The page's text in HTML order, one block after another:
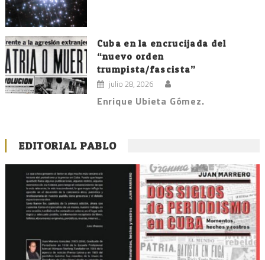
Cuba en la encrucijada del
“nuevo orden
trumpista/fascista”
julio 28, 2026
Enrique Ubieta Gómez.
EDITORIAL PABLO